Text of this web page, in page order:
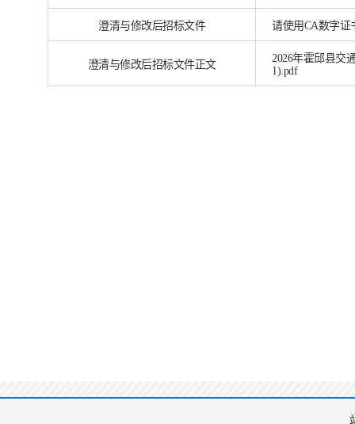
澄清与修改后招标文件 请使用CA数字证
澄清与修改后招标文件正文
2026年霍邱县交
1).pdf